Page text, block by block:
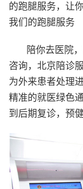
的跑腿服务，让
我们的跑腿服务
陪你去医院
咨询，北京陪诊
为外来患者处理
精准的就医绿色
到后期复诊，预